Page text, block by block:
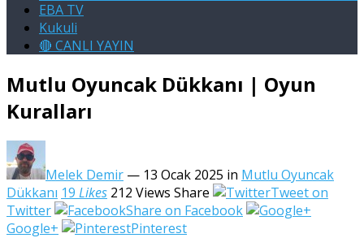
EBA TV
Kukuli
🔴 CANLI YAYIN
Mutlu Oyuncak Dükkanı | Oyun
Kuralları
Melek Demir — 13 Ocak 2025 in Mutlu Oyuncak
Dükkanı 19 Likes 212 Views Share
Tweet on
Twitter
Share on Facebook
Google+
Pinterest